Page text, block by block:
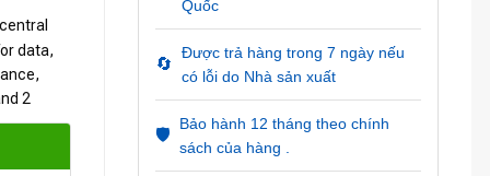
data,
2
Quốc
🔄
Được trả hàng trong 7 ngày nếu
có lỗi do Nhà sản xuất
🛡️
Bảo hành 12 tháng theo chính
sách của hàng .